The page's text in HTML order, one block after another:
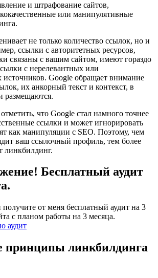
и штрафование сайтов,
или манипулятивные
не только количество ссылок, но и
ссылки с авторитетных ресурсов,
связаны с вашим сайтом, имеют гораздо
с нерелевантных или
источников. Google обращает внимание
их анкорный текст и контекст, в
размещаются.
что Google стал намного точнее
ссылки и может игнорировать
как манипуляции с SEO. Поэтому, чем
ваш ссылочный профиль, тем более
линкбилдинг.
Бесплатный аудит
получите от меня бесплатный аудит на 3
с планом работы на 3 месяца.
аудит
принципы линкбилдинга